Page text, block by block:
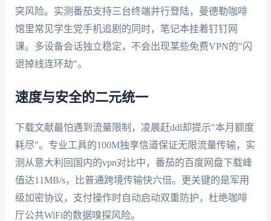
突风险。实测番茄支持三台终端并行登陆，曼德勒咖啡
馆里常见学生党手机追剧的同时，笔记本挂着钉钉网
课。多设备会话独立稳定，不会出现某些免费VPN的"闪
退掉线连环劫"。
速度与安全的二元统一
下载文献最怕遇到流量限制，凌晨赶ddl却提示"本月额度
耗尽"。专业工具的100M独享信道保证无限流量传输，实
测从意大利回国内的vpn对比中，番茄的百度网盘下载峰
值达11MB/s，比普通跨境传输快六倍。更关键的是军用
级加密协议，支付操作时自动启动双重防护，杜绝咖啡
厅公共WiFi的数据嗅探风险。